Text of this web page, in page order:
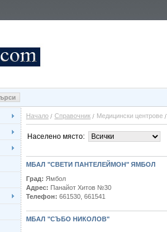
Начало Справочник Медицински центрове
Населено място:
МБАЛ "СВЕТИ ПАНТЕЛЕЙМОН" ЯМБОЛ
Град: Ямбол
Адрес: Панайот Хитов №30
Телефон: 661530, 661541
МБАЛ "СЪБО НИКОЛОВ"